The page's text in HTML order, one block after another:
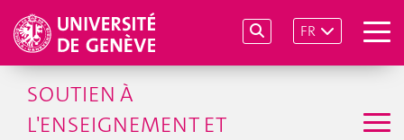
FR
SOUTIEN À
L'ENSEIGNEMENT ET